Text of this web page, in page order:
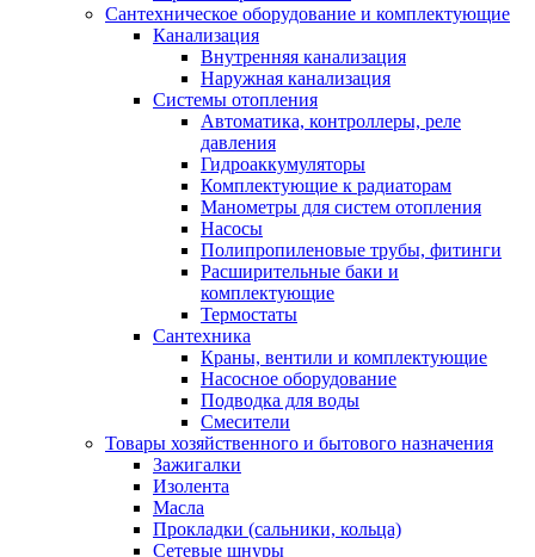
Сантехническое оборудование и комплектующие
Канализация
Внутренняя канализация
Наружная канализация
Системы отопления
Автоматика, контроллеры, реле
давления
Гидроаккумуляторы
Комплектующие к радиаторам
Манометры для систем отопления
Насосы
Полипропиленовые трубы, фитинги
Расширительные баки и
комплектующие
Термостаты
Сантехника
Краны, вентили и комплектующие
Насосное оборудование
Подводка для воды
Смесители
Товары хозяйственного и бытового назначения
Зажигалки
Изолента
Масла
Прокладки (сальники, кольца)
Сетевые шнуры